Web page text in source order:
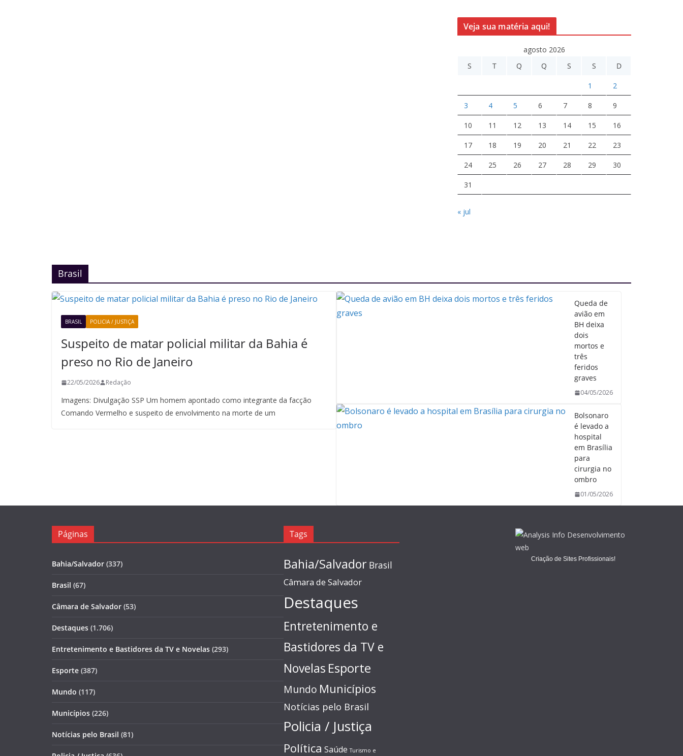
Veja sua matéria aqui!
agosto 2026
S
T Q Q S S D
1 2
3 4 5 6 7 8 9
10 11 12 13 14 15 16
17 18 19 20 21 22 23
24 25 26 27 28 29 30
31
« jul
Brasil
BRASIL POLICIA / JUSTIÇA
Suspeito de matar policial militar da Bahia é
preso no Rio de Janeiro
22/05/2026 Redação
Imagens: Divulgação SSP Um homem apontado como integrante da facção
Comando Vermelho e suspeito de envolvimento na morte de um
Queda de
avião em
BH deixa
dois
mortos e
três
feridos
graves
04/05/2026
Bolsonaro
é levado a
hospital
em Brasília
para
cirurgia no
ombro
01/05/2026
Páginas
Bahia/Salvador (337)
Brasil (67)
Câmara de Salvador (53)
Destaques (1.706)
Entretenimento e Bastidores da TV e Novelas (293)
Esporte (387)
Mundo (117)
Municípios (226)
Notícias pelo Brasil (81)
Tags
Bahia/Salvador Brasil
Câmara de Salvador
Destaques
Entretenimento e
Bastidores da TV e
Novelas Esporte
Mundo Municípios
Notícias pelo Brasil
Policia / Justiça
Política Saúde Turismo e
Criação de Sites Profissionais!